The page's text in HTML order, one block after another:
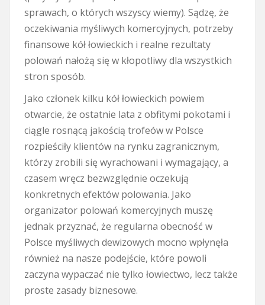
sprawach, o których wszyscy wiemy). Sądzę, że
oczekiwania myśliwych komercyjnych, potrzeby
finansowe kół łowieckich i realne rezultaty
polowań nałożą się w kłopotliwy dla wszystkich
stron sposób.
Jako członek kilku kół łowieckich powiem
otwarcie, że ostatnie lata z obfitymi pokotami i
ciągle rosnącą jakością trofeów w Polsce
rozpieściły klientów na rynku zagranicznym,
którzy zrobili się wyrachowani i wymagający, a
czasem wręcz bezwzględnie oczekują
konkretnych efektów polowania. Jako
organizator polowań komercyjnych muszę
jednak przyznać, że regularna obecność w
Polsce myśliwych dewizowych mocno wpłynęła
również na nasze podejście, które powoli
zaczyna wypaczać nie tylko łowiectwo, lecz także
proste zasady biznesowe.